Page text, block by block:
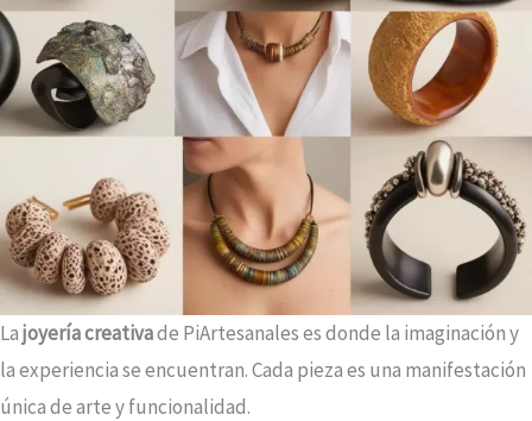
Lajoyería creativade PiArtesanales es donde la imaginación y
la experiencia se encuentran. Cada pieza es una manifestación
única de arte y funcionalidad.